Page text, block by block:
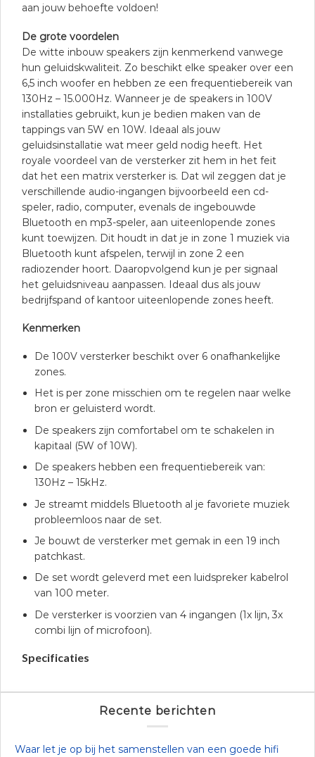
aan jouw behoefte voldoen!
De grote voordelen
De witte inbouw speakers zijn kenmerkend vanwege
hun geluidskwaliteit. Zo beschikt elke speaker over een
6,5 inch woofer en hebben ze een frequentiebereik van
130Hz – 15.000Hz. Wanneer je de speakers in 100V
installaties gebruikt, kun je bedien maken van de
tappings van 5W en 10W. Ideaal als jouw
geluidsinstallatie wat meer geld nodig heeft. Het
royale voordeel van de versterker zit hem in het feit
dat het een matrix versterker is. Dat wil zeggen dat je
verschillende audio-ingangen bijvoorbeeld een cd-
speler, radio, computer, evenals de ingebouwde
Bluetooth en mp3-speler, aan uiteenlopende zones
kunt toewijzen. Dit houdt in dat je in zone 1 muziek via
Bluetooth kunt afspelen, terwijl in zone 2 een
radiozender hoort. Daaropvolgend kun je per signaal
het geluidsniveau aanpassen. Ideaal dus als jouw
bedrijfspand of kantoor uiteenlopende zones heeft.
Kenmerken
De 100V versterker beschikt over 6 onafhankelijke
zones.
Het is per zone misschien om te regelen naar welke
bron er geluisterd wordt.
De speakers zijn comfortabel om te schakelen in
kapitaal (5W of 10W).
De speakers hebben een frequentiebereik van:
130Hz – 15kHz.
Je streamt middels Bluetooth al je favoriete muziek
probleemloos naar de set.
Je bouwt de versterker met gemak in een 19 inch
patchkast.
De set wordt geleverd met een luidspreker kabelrol
van 100 meter.
De versterker is voorzien van 4 ingangen (1x lijn, 3x
combi lijn of microfoon).
Specificaties
Recente berichten
Waar let je op bij het samenstellen van een goede hifi